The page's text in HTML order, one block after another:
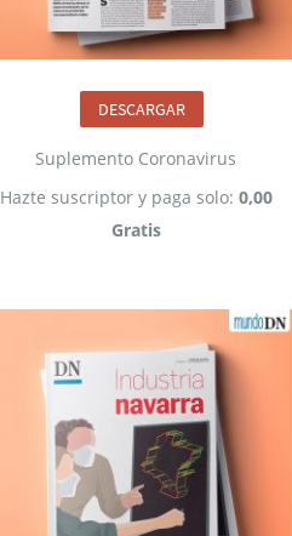
Suplemento Coronavirus
Gratis
Hazte suscriptor y paga solo: 0,00
DESCARGAR